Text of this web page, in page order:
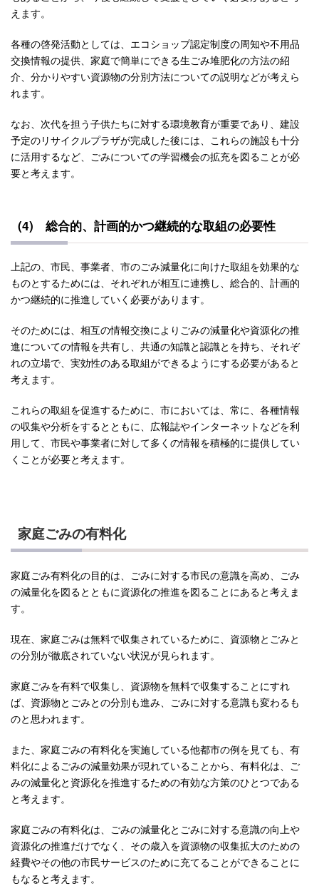
えます。
各種の啓発活動としては、エコショップ認定制度の周知や不用品
交換情報の提供、家庭で簡単にできる生ごみ堆肥化の方法の紹
介、分かりやすい資源物の分別方法についての説明などが考えら
れます。
なお、次代を担う子供たちに対する環境教育が重要であり、建設
予定のリサイクルプラザが完成した後には、これらの施設も十分
に活用するなど、ごみについての学習機会の拡充を図ることが必
要と考えます。
(4) 総合的、計画的かつ継続的な取組の必要性
上記の、市民、事業者、市のごみ減量化に向けた取組を効果的な
ものとするためには、それぞれが相互に連携し、総合的、計画的
かつ継続的に推進していく必要があります。
そのためには、相互の情報交換によりごみの減量化や資源化の推
進についての情報を共有し、共通の知識と認識とを持ち、それぞ
れの立場で、実効性のある取組ができるようにする必要があると
考えます。
これらの取組を促進するために、市においては、常に、各種情報
の収集や分析をするとともに、広報誌やインターネットなどを利
用して、市民や事業者に対して多くの情報を積極的に提供してい
くことが必要と考えます。
家庭ごみの有料化
家庭ごみ有料化の目的は、ごみに対する市民の意識を高め、ごみ
の減量化を図るとともに資源化の推進を図ることにあると考えま
す。
現在、家庭ごみは無料で収集されているために、資源物とごみと
の分別が徹底されていない状況が見られます。
家庭ごみを有料で収集し、資源物を無料で収集することにすれ
ば、資源物とごみとの分別も進み、ごみに対する意識も変わるも
のと思われます。
また、家庭ごみの有料化を実施している他都市の例を見ても、有
料化によるごみの減量効果が現れていることから、有料化は、ご
みの減量化と資源化を推進するための有効な方策のひとつである
と考えます。
家庭ごみの有料化は、ごみの減量化とごみに対する意識の向上や
資源化の推進だけでなく、その歳入を資源物の収集拡大のための
経費やその他の市民サービスのために充てることができることに
もなると考えます。